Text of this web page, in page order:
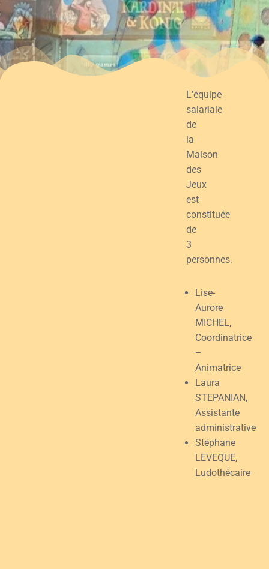
L’équipe
salariale
de
la
Maison
des
Jeux
est
constituée
de
3
personnes.
Lise-
Aurore
MICHEL,
Coordinatrice
–
Animatrice
Laura
STEPANIAN,
Assistante
administrative
Stéphane
LEVEQUE,
Ludothécaire